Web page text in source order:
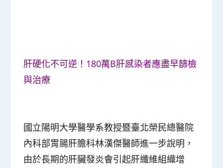
肝硬化不可逆！180萬B肝感染者應盡早篩檢
與治療
國立陽明大學醫學系教授暨臺北榮民總醫院
內科部胃腸肝膽科林漢傑醫師進一步說明，
由於長期的肝臟發炎會引起肝纖維組織增